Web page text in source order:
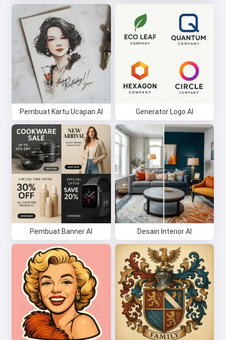
Pembuat Kartu Ucapan AI Generator Logo AI
Pembuat Banner AI Desain Interior AI